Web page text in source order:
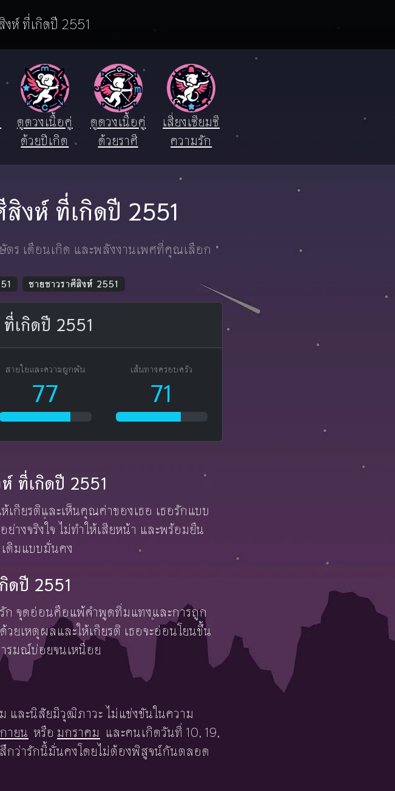
ห์ ที่เกิดปี 2551
ดูดวงเนื้อคู่
ด้วยปีเกิด
ดูดวงเนื้อคู่
ด้วยราศี
เสี่ยงเซียมซี
ความรัก
งห์ ที่เกิดปี 2551
ตร เดือนเกิด และพลังงานเพศที่คุณเลือก
ชายชาวราศีสิงห์ 2551
เกิดปี 2551
สายใยและความผูกพัน
77
เส้นทางครอบครัว
71
ที่เกิดปี 2551
เกียรติและเห็นคุณค่าของเธอ เธอรักแบบ
งจริงใจ ไม่ทำให้เสียหน้า และพร้อมยืน
ดิมแบบมั่นคง
ดปี 2551
ก จุดอ่อนคือแพ้คำพูดทิ่มแทงและการถูก
ยเหตุผลและให้เกียรติ เธอจะอ่อนโยนขึ้น
รมณ์บ่อยจนเหนื่อย
และนิสัยมีวุฒิภาวะ ไม่แข่งขันในความ
ายน หรือ มกราคม และคนเกิดวันที่ 10, 19,
สึกว่ารักนี้มั่นคงโดยไม่ต้องพิสูจน์กันตลอด